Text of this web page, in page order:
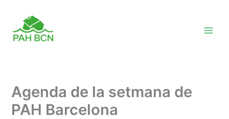
content
Agenda de la setmana de
PAH Barcelona